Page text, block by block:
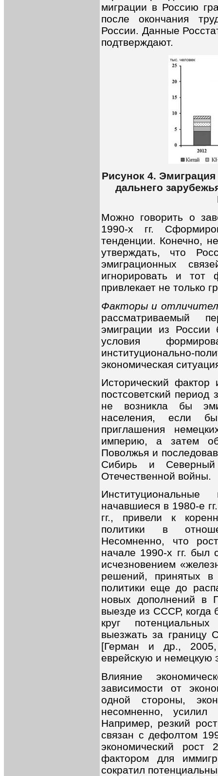
миграции в Россию
после окончания
России. Данные
подтверждают.
Рисунок 4.
дальнего
Можно говорить о
1990-х гг.
тенденции. Конечно,
утверждать, что
эмиграционных
игнорировать и тот
привлекает не только
Факторы и
рассматриваемый
эмиграции из России
условия
экономическая
Исторический
постсоветский период
не возникла бы
населения, если
приглашения
империю, а затем
Поволжья и
Сибирь и
Отечественной войны.
начавшиеся в 1980-е
гг., привели к
политики в
Несомненно, что
начале 1990-х гг. был
исчезновением
решений, принятых
политики еще до
новых дополнений
выезде из СССР, когда
круг
выезжать за границу
[Герман и др., 2005,
еврейскую и немецкую
Влияние
зависимости от
одной стороны,
несомненно, усилил
Например, резкий
связан с дефолтом
экономический рост
фактором для
сократил